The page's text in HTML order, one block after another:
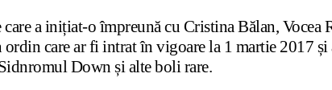
a inițiat-o împreună cu Cristina Bălan, Vocea
care ar fi intrat în vigoare la 1 martie 2017
Down și alte boli rare.